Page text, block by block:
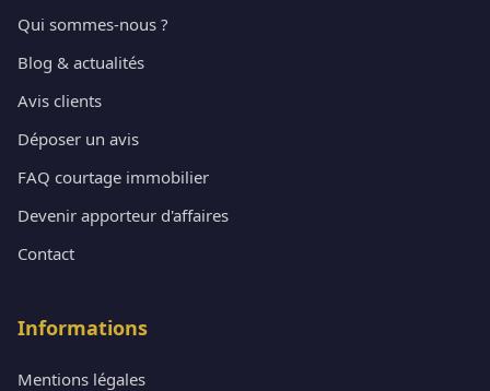
Qui sommes-nous ?
Blog & actualités
Avis clients
Déposer un avis
FAQ courtage immobilier
Devenir apporteur d'affaires
Contact
Informations
Mentions légales